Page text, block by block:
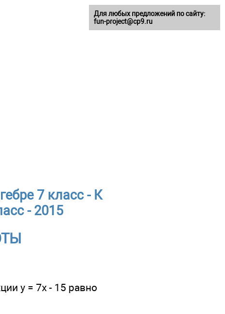
7 класс - К
- 2015
у = 7x - 15 равно
Для любых предложений по сайту:
fun-project@cp9.ru